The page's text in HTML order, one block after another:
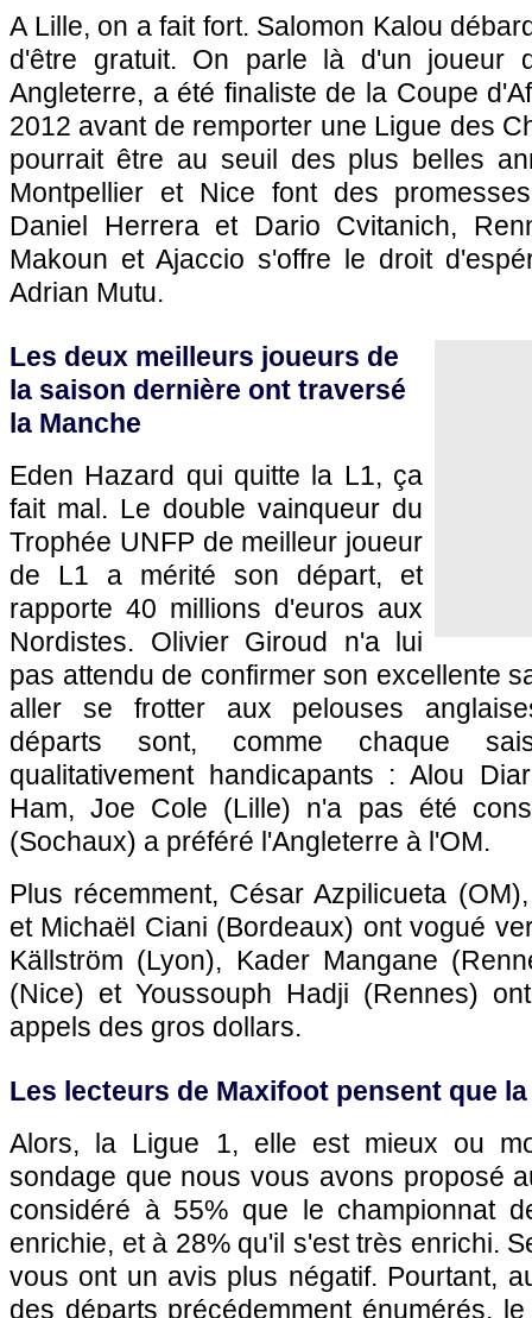
A Lille, on a fait fort. Salomon Kalou
d'être gratuit. On parle là d'un joueur
Angleterre, a été finaliste de la Coupe
2012 avant de remporter une Ligue des
pourrait être au seuil des plus belles
Montpellier et Nice font des
Daniel Herrera et Dario Cvitanich,
Makoun et Ajaccio s'offre le droit
Adrian Mutu.
Les deux meilleurs joueurs de
la saison dernière ont traversé
la Manche
Eden Hazard qui quitte la L1, ça
fait mal. Le double vainqueur du
Trophée UNFP de meilleur joueur
de L1 a mérité son départ, et
rapporte 40 millions d'euros aux
Nordistes. Olivier Giroud n'a lui
pas attendu de confirmer son excellente
aller se frotter aux pelouses
départs sont, comme chaque
qualitativement handicapants : Alou
Ham, Joe Cole (Lille) n'a pas été
(Sochaux) a préféré l'Angleterre à l'OM.
Plus récemment, César Azpilicueta (OM
et Michaël Ciani (Bordeaux) ont vogué
Källström (Lyon), Kader Mangane (
(Nice) et Youssouph Hadji (Rennes)
appels des gros dollars.
Les lecteurs de Maxifoot pensent que
Alors, la Ligue 1, elle est mieux ou
sondage que nous vous avons proposé
considéré à 55% que le championnat
enrichie, et à 28% qu'il s'est très enrichi.
vous ont un avis plus négatif. Pourtant,
des départs précédemment énumérés,